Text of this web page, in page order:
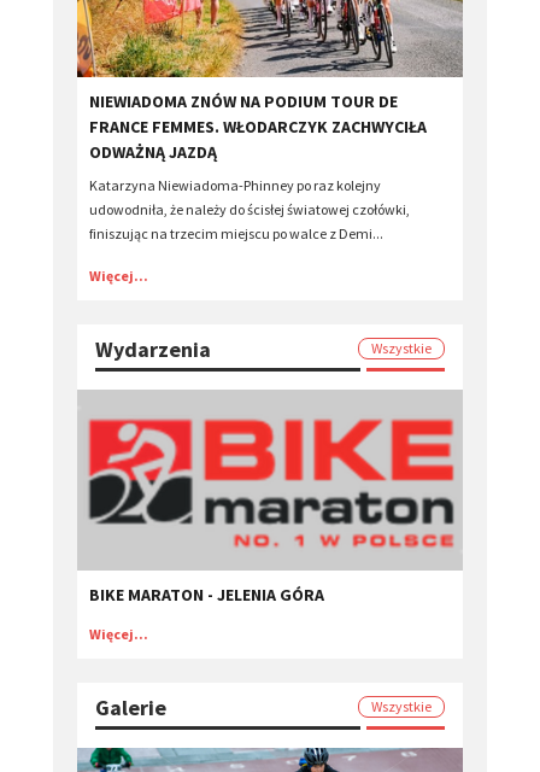
​NIEWIADOMA ZNÓW NA PODIUM TOUR DE
FRANCE FEMMES. WŁODARCZYK ZACHWYCIŁA
ODWAŻNĄ JAZDĄ
Katarzyna Niewiadoma-Phinney po raz kolejny
udowodniła, że należy do ścisłej światowej czołówki,
finiszując na trzecim miejscu po walce z Demi...
Więcej...
Wydarzenia Wszystkie
BIKE MARATON - JELENIA GÓRA
Więcej...
Galerie Wszystkie